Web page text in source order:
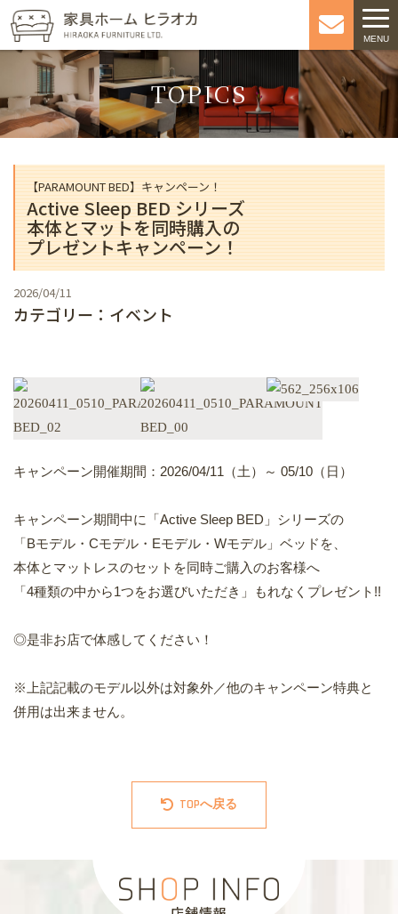
ナ
ビ
ゲ
シ
MENU
TOPICS
【PARAMOUNT BED】キャンペーン！
Active Sleep BED シリーズ
本体とマットを同時購入の
プレゼントキャンペーン！
2026/04/11
カテゴリー：イベント
キャンペーン開催期間：2026/04/11（土）～ 05/10（日）
キャンペーン期間中に「Active Sleep BED」シリーズの
「Bモデル・Cモデル・Eモデル・Wモデル」ベッドを、
本体とマットレスのセットを同時ご購入のお客様へ
「4種類の中から1つをお選びいただき」もれなくプレゼント!!
◎是非お店で体感してください！
※上記記載のモデル以外は対象外／他のキャンペーン特典と
併用は出来ません。
TOPへ戻る